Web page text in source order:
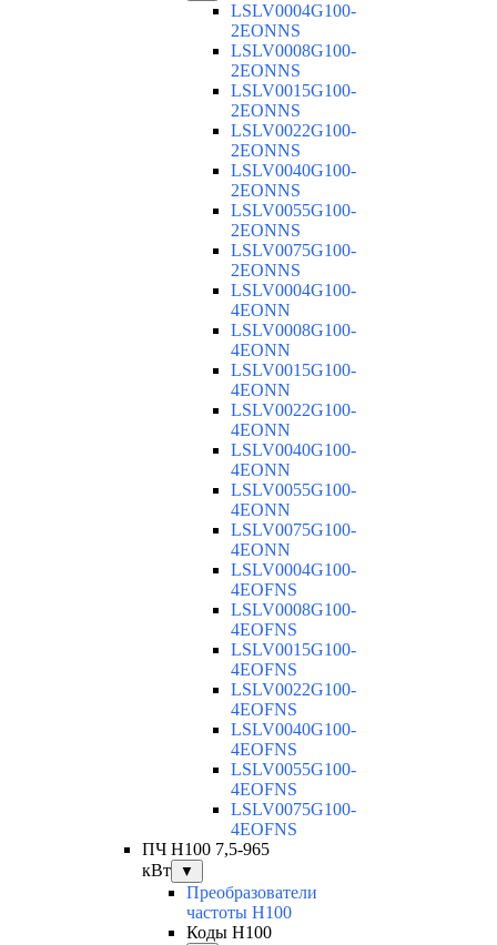
LSLV0004G100-
2EONNS
LSLV0008G100-
2EONNS
LSLV0015G100-
2EONNS
LSLV0022G100-
2EONNS
LSLV0040G100-
2EONNS
LSLV0055G100-
2EONNS
LSLV0075G100-
2EONNS
LSLV0004G100-
4EONN
LSLV0008G100-
4EONN
LSLV0015G100-
4EONN
LSLV0022G100-
4EONN
LSLV0040G100-
4EONN
LSLV0055G100-
4EONN
LSLV0075G100-
4EONN
LSLV0004G100-
4EOFNS
LSLV0008G100-
4EOFNS
LSLV0015G100-
4EOFNS
LSLV0022G100-
4EOFNS
LSLV0040G100-
4EOFNS
LSLV0055G100-
4EOFNS
LSLV0075G100-
4EOFNS
ПЧ H100 7,5-965
кВт
▼
Преобразователи
частоты H100
Коды H100